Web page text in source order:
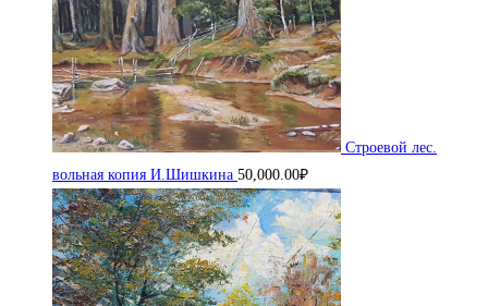
Строевой лес.
вольная копия И.Шишкина 50,000.00₽